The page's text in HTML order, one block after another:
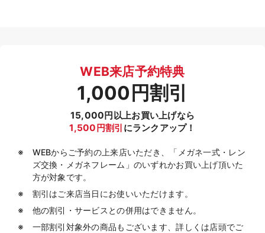
WEB来店予約特典
1,000円割引
15,000円以上お買い上げなら
1,500円割引 にランクアップ！
WEBからご予約の上来店いただき、「メガネ一式・レン
ズ交換・メガネフレーム」のいずれかお買い上げ頂いた
方が対象です。
割引はご来店当日にお使いいただけます。
他の割引・サービスとの併用はできません。
一部割引対象外の商品もございます、詳しくは店頭でご